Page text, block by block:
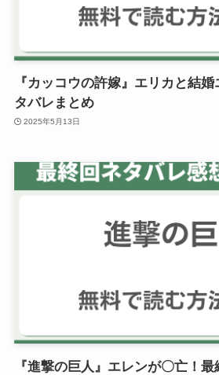
『カッコウの許嫁』エリカと結
タバレまとめ
2025年5月13日
『進撃の巨人』エレンが〇亡！